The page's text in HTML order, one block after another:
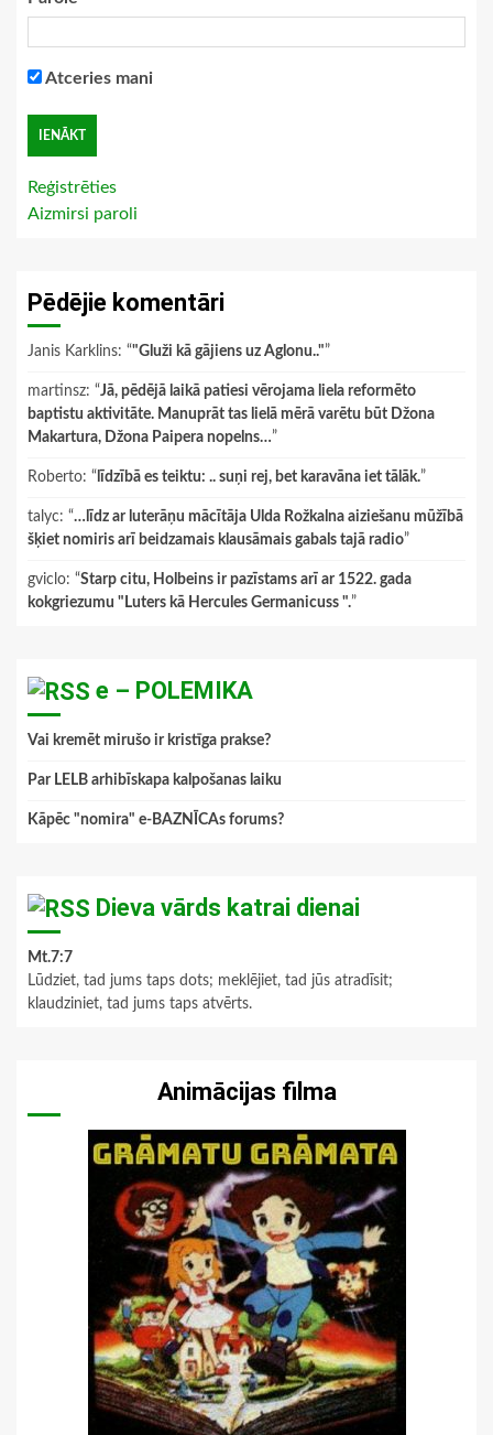
Atceries mani
Reģistrēties
Aizmirsi paroli
Pēdējie komentāri
Janis Karklins: “"Gluži kā gājiens uz Aglonu.."”
martinsz: “Jā, pēdējā laikā patiesi vērojama liela reformēto
baptistu aktivitāte. Manuprāt tas lielā mērā varētu būt Džona
Makartura, Džona Paipera nopelns…”
Roberto: “ līdzībā es teiktu: .. suņi rej, bet karavāna iet tālāk.”
talyc: “…līdz ar luterāņu mācītāja Ulda Rožkalna aiziešanu mūžībā
šķiet nomiris arī beidzamais klausāmais gabals tajā radio”
gviclo: “Starp citu, Holbeins ir pazīstams arī ar 1522. gada
kokgriezumu "Luters kā Hercules Germanicuss ".”
e – POLEMIKA
Vai kremēt mirušo ir kristīga prakse?
Par LELB arhibīskapa kalpošanas laiku
Kāpēc "nomira" e-BAZNĪCAs forums?
Dieva vārds katrai dienai
Mt.7:7
Lūdziet, tad jums taps dots; meklējiet, tad jūs atradīsit;
klaudziniet, tad jums taps atvērts.
Animācijas filma